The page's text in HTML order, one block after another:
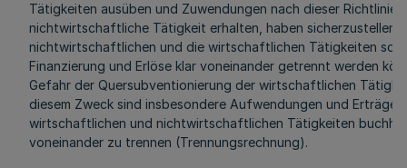
Tätigkeiten ausüben und Zuwendungen nach dieser Richtlinie
nichtwirtschaftliche Tätigkeit erhalten, haben sicherzustellen,
nichtwirtschaftlichen und die wirtschaftlichen Tätigkeiten
Finanzierung und Erlöse klar voneinander getrennt werden
Gefahr der Quersubventionierung der wirtschaftlichen
diesem Zweck sind insbesondere Aufwendungen und Erträge
wirtschaftlichen und nichtwirtschaftlichen Tätigkeiten
voneinander zu trennen (Trennungsrechnung).